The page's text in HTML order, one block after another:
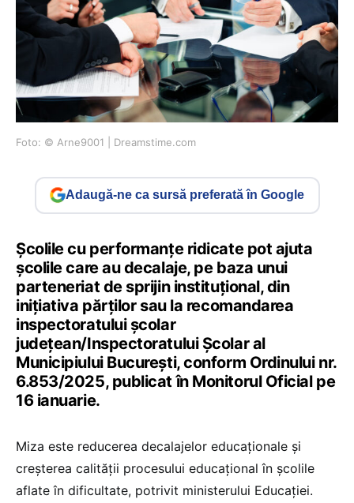
Foto: © Arne9001 | Dreamstime.com
Adaugă-ne ca sursă preferată în Google
Școlile cu performanțe ridicate pot ajuta
școlile care au decalaje, pe baza unui
parteneriat de sprijin instituțional, din
inițiativa părților sau la recomandarea
inspectoratului școlar
județean/Inspectoratului Școlar al
Municipiului București, conform Ordinului nr.
6.853/2025, publicat în Monitorul Oficial pe
16 ianuarie.
Miza este reducerea decalajelor educaționale și
creșterea calității procesului educațional în școlile
aflate în dificultate, potrivit ministerului Educației.